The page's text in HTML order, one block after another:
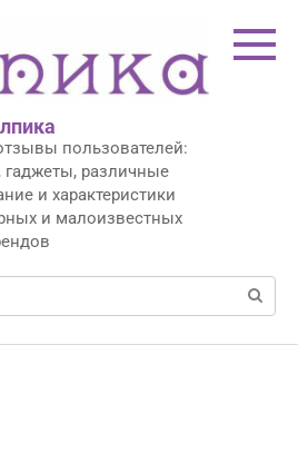
пользователей:
гаджеты, различные
и характеристики
и малоизвестных